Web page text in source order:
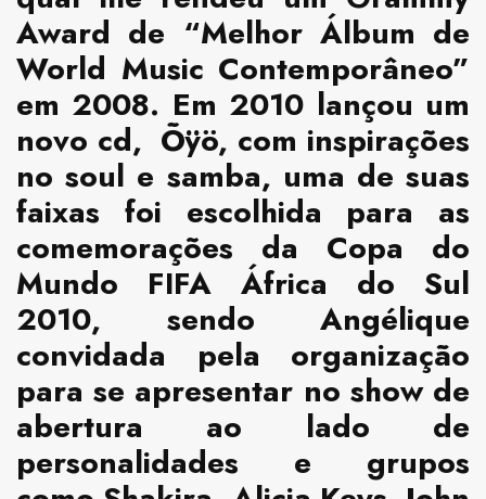
Award de “Melhor Álbum de
World Music Contemporâneo”
em 2008. Em 2010 lançou um
novo cd, Õÿö, com inspirações
no soul e samba, uma de suas
faixas foi escolhida para as
comemorações da Copa do
Mundo FIFA África do Sul
2010, sendo Angélique
convidada pela organização
para se apresentar no show de
abertura ao lado de
personalidades e grupos